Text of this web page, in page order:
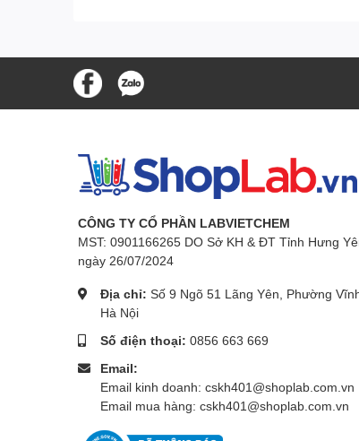
CÔNG TY CỔ PHẦN LABVIETCHEM
MST: 0901166265 DO Sở KH & ĐT Tỉnh Hưng
ngày 26/07/2024
Địa chỉ: Số 9 Ngõ 51 Lãng Yên, Phường
Hà Nội
Số điện thoại: 0856 663 669
Email:
Email kinh doanh: cskh401@shoplab.com.vn
Email mua hàng: cskh401@shoplab.com.vn